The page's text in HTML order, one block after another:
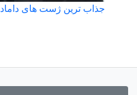
جذاب ترین ژست های داماد